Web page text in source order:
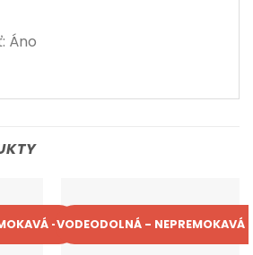
Áno
- UV
VODEODOLNÁ - NEPREMOKAVÁ